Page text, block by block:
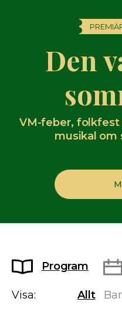
Den
VM-feber, folkfest
musikal om
Program
Visa: Allt